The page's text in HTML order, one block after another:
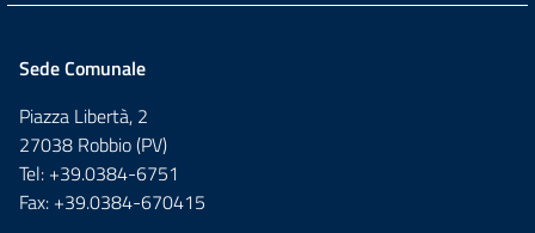
Sede Comunale
Piazza Libertà, 2
27038 Robbio (PV)
Tel: +39.0384-6751
Fax: +39.0384-670415